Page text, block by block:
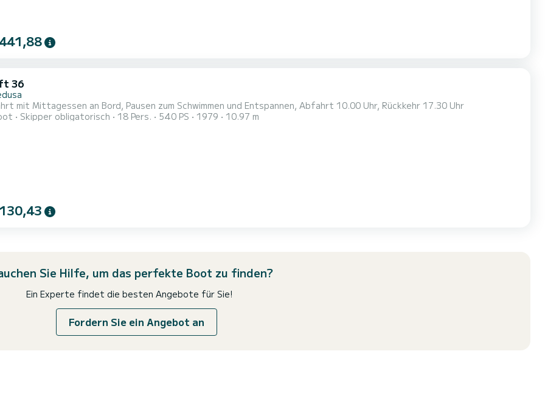
36
mit Mittagessen an Bord, Pausen zum Schwimmen und Entspannen, Abfahrt 10.00 Uhr, Rückkehr 17.30 Uhr
Skipper obligatorisch 18 Pers. 540 PS 1979 10.97 m
Sie Hilfe, um das perfekte Boot zu finden?
Ein Experte findet die besten Angebote für Sie!
Fordern Sie ein Angebot an